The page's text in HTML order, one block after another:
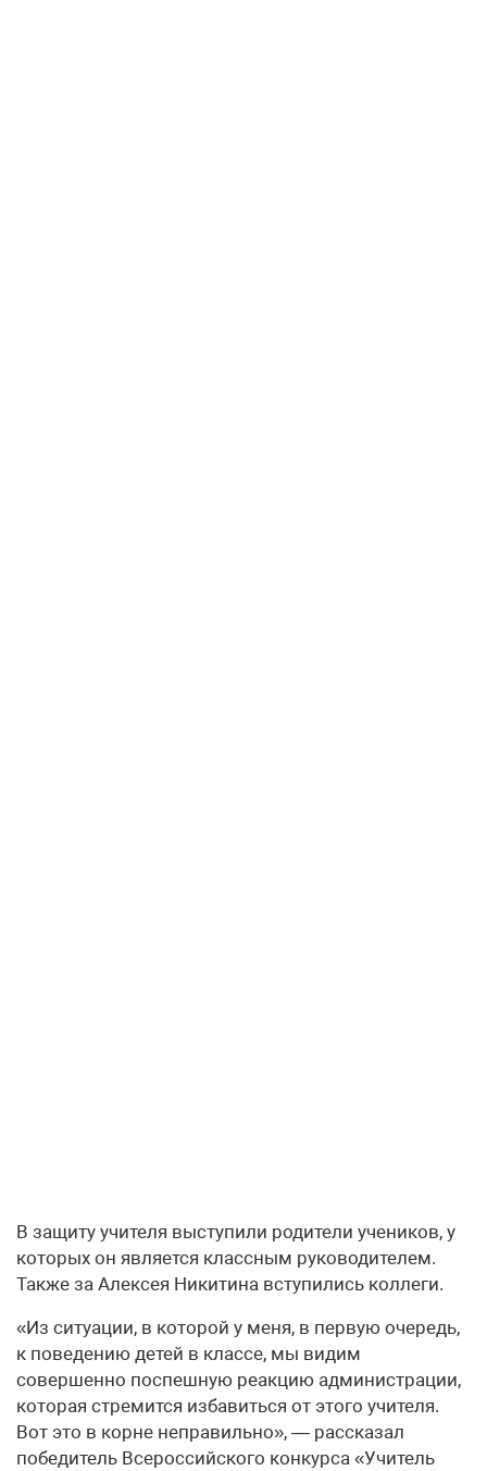
В защиту учителя выступили родители учеников, у
которых он является классным руководителем.
Также за Алексея Никитина вступились коллеги.
«Из ситуации, в которой у меня, в первую очередь,
к поведению детей в классе, мы видим
совершенно поспешную реакцию администрации,
которая стремится избавиться от этого учителя.
Вот это в корне неправильно», — рассказал
победитель Всероссийского конкурса «Учитель